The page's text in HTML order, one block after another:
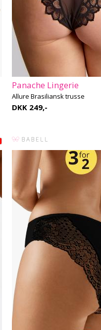
Panache Lingerie
Allure Brasiliansk trusse
DKK 249,-